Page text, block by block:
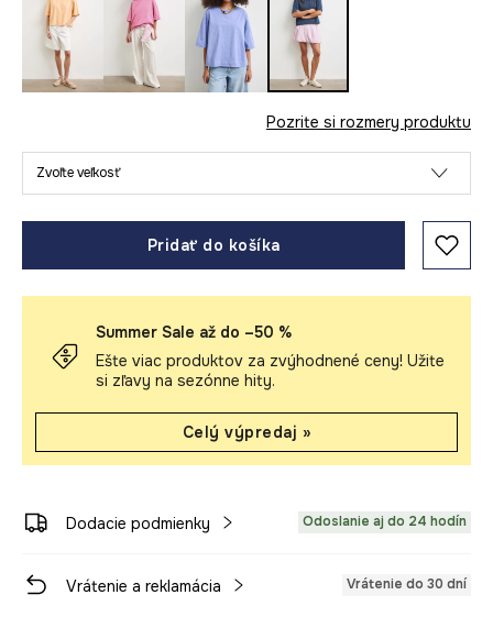
Pozrite si rozmery produktu
Zvoľte veľkosť
Pridať do košíka
Summer Sale až do –50 %
Ešte viac produktov za zvýhodnené ceny! Užite
si zľavy na sezónne hity.
Celý výpredaj »
Dodacie podmienky Odoslanie aj do 24 hodín
Vrátenie a reklamácia Vrátenie do 30 dní